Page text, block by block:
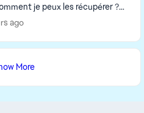
je peux les récupérer ?
ago
More